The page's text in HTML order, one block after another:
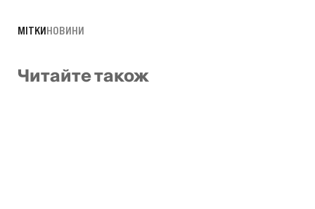
МІТКИНОВИНИ
Читайте також